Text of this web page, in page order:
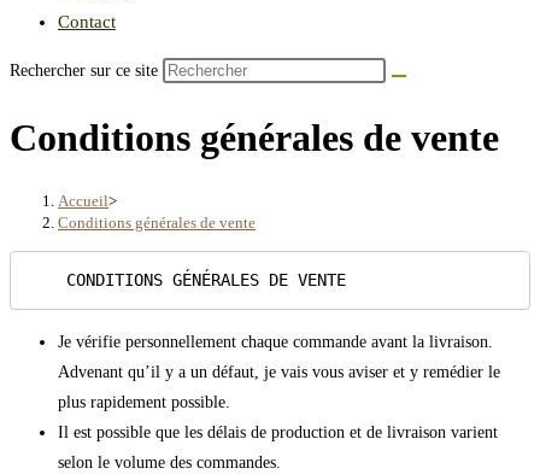
Contact
Rechercher sur ce site
Conditions générales de vente
Accueil>
Conditions générales de vente
    CONDITIONS GÉNÉRALES DE VENTE
Je vérifie personnellement chaque commande avant la livraison.
Advenant qu’il y a un défaut, je vais vous aviser et y remédier le
plus rapidement possible.
Il est possible que les délais de production et de livraison varient
selon le volume des commandes.